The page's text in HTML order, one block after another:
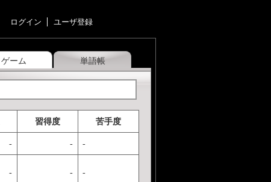
ログイン ユーザ登録
ゲーム 単語帳
習得度 苦手度
- - -
- - -